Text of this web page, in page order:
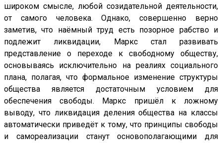
широком смысле, любой созидательной деятельности,
от самого человека. Однако, совершенно верно
заметив, что наёмный труд есть позорное рабство и
подлежит ликвидации, Маркс стал развивать
представление о переходе к свободному обществу,
основываясь исключительно на реалиях социального
плана, полагая, что формальное изменение структуры
общества является достаточным условием для
обеспечения свободы. Маркс пришёл к ложному
выводу, что ликвидация деления общества на классы
автоматически приведёт к тому, что принципы свободы
и самореализации станут основополагающими для